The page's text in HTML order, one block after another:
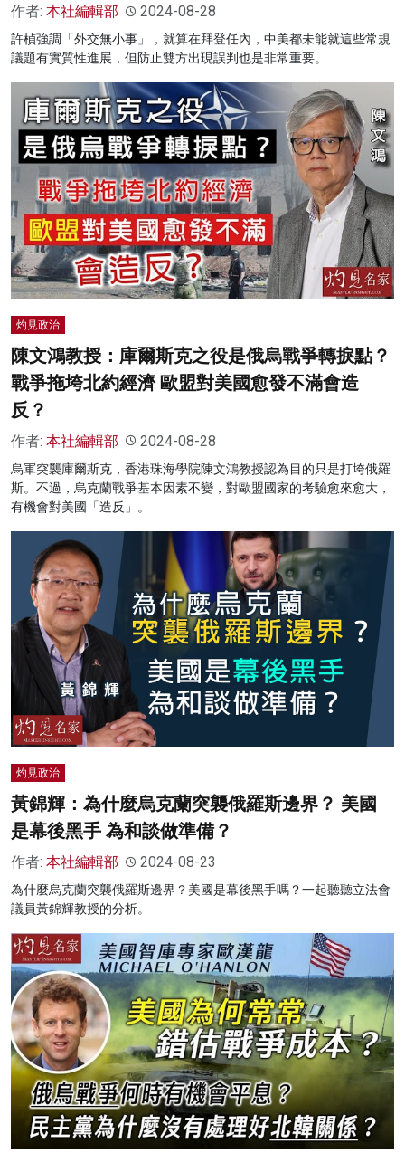
作者: 本社編輯部 2024-08-28
許楨強調「外交無小事」，就算在拜登任內，中美都未能就這些常規
議題有實質性進展，但防止雙方出現誤判也是非常重要。
灼見政治
陳文鴻教授：庫爾斯克之役是俄烏戰爭轉捩點？
戰爭拖垮北約經濟 歐盟對美國愈發不滿會造
反？
作者: 本社編輯部 2024-08-28
烏軍突襲庫爾斯克，香港珠海學院陳文鴻教授認為目的只是打垮俄羅
斯。不過，烏克蘭戰爭基本因素不變，對歐盟國家的考驗愈來愈大，
有機會對美國「造反」。
灼見政治
黃錦輝：為什麼烏克蘭突襲俄羅斯邊界？ 美國
是幕後黑手 為和談做準備？
作者: 本社編輯部 2024-08-23
為什麼烏克蘭突襲俄羅斯邊界？美國是幕後黑手嗎？一起聽聽立法會
議員黃錦輝教授的分析。